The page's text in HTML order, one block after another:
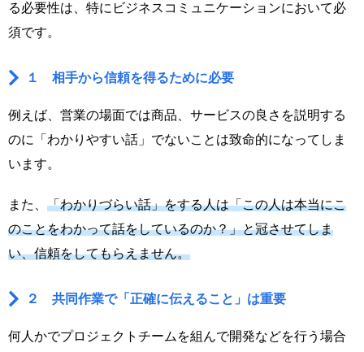
る必要性は、特にビジネスコミュニケーションにおいて必
須です。
１ 相手から信頼を得るために必要
例えば、営業の場面では商品、サービスの良さを説明する
のに「わかりやすい話」でないことは致命的になってしま
います。
また、 「わかりづらい話」をする人は「この人は本当にこ
のことをわかって話をしているのか？」と冠させてしま
い、信頼をしてもらえません。
２ 共同作業で「正確に伝えること」は重要
何人かでプロジェクトチームを組んで開発などを行う場合